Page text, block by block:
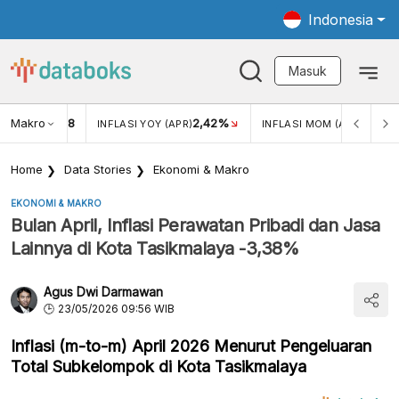
Indonesia
Masuk
Makro
USD/IDR 18 INFLASI YOY (APR)2,42% INFLASI MOM (APR) 0,13%
Home Data Stories Ekonomi & Makro
EKONOMI & MAKRO
Bulan April, Inflasi Perawatan Pribadi dan Jasa
Lainnya di Kota Tasikmalaya -3,38%
Agus Dwi Darmawan
23/05/2026 09:56 WIB
Inflasi (m-to-m) April 2026 Menurut Pengeluaran
Total Subkelompok di Kota Tasikmalaya